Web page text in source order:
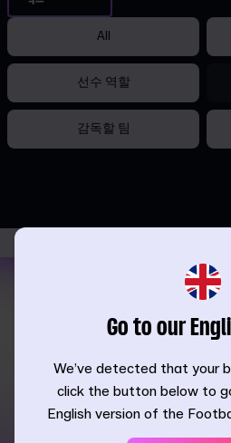
All
선수 역할
감독할 팀
Go to our
We’ve detected that your
click the button below to
English version of the